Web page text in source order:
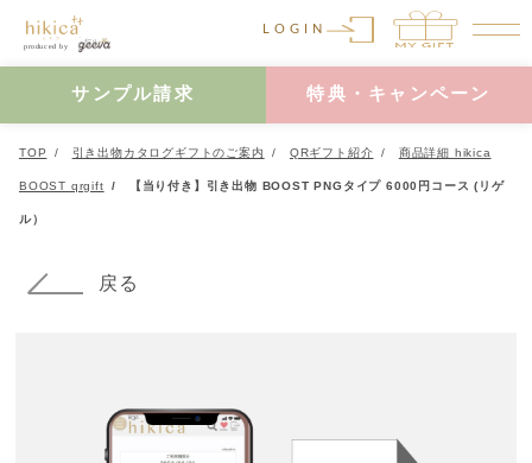
LOGIN
サンプル請求 特典・キャンペーン
TOP 引き出物カタログギフトのご案内 QRギフト紹介 商品詳細 hikica
BOOST qrgift 【当り付き】引き出物 BOOST PNGタイプ 6000円コース (リゲ
ル）
戻る